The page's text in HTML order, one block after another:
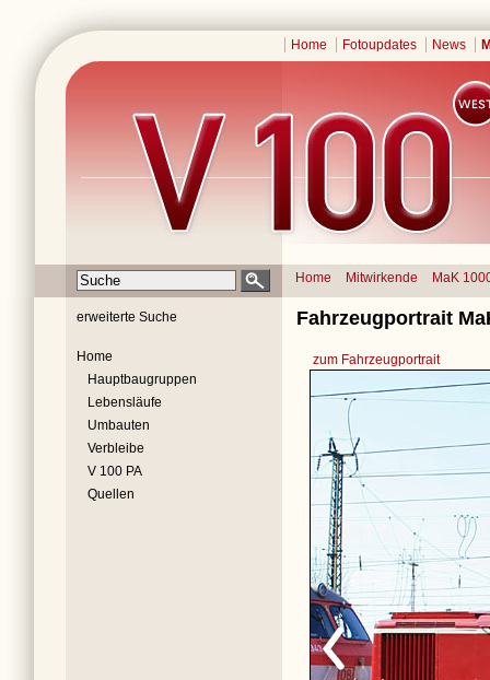
Home Fotoupdates News
Home Mitwirkende MaK
erweiterte Suche
Home
Hauptbaugruppen
Lebensläufe
Umbauten
Verbleibe
V 100 PA
Quellen
Fahrzeugportrait
zum Fahrzeugportrait